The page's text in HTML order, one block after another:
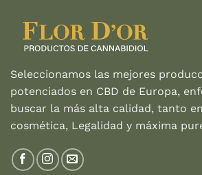
Seleccionamos las mejores
potenciados en CBD de Europa,
buscar la más alta calidad, tanto
cosmética, Legalidad y máxima